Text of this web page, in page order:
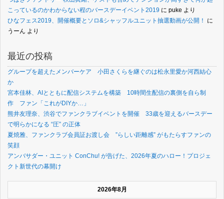
こっているのかわからない程のバースデーイベント2019 に puke より
ひなフェス2019、開催概要とソロ&シャッフルユニット抽選動画が公開！
に
うーん より
最近の投稿
グループを超えたメンバーケア 小田さくらを継ぐのは松永里愛か河西結心
か
宮本佳林、AIとともに配信システムを構築 10時間生配信の裏側を自ら制
作 ファン「これがDIYか…」
熊井友理奈、渋谷でファンクラブイベントを開催 33歳を迎えるバースデー
で明らかになる “圧” の正体
夏焼雅、ファンクラブ会員証お渡し会 ”らしい距離感” がもたらすファンの
笑顔
アンバサダー・ユニット ConChu! が告げた、2026年夏のハロー！プロジェ
クト新世代の幕開け
2026年8月